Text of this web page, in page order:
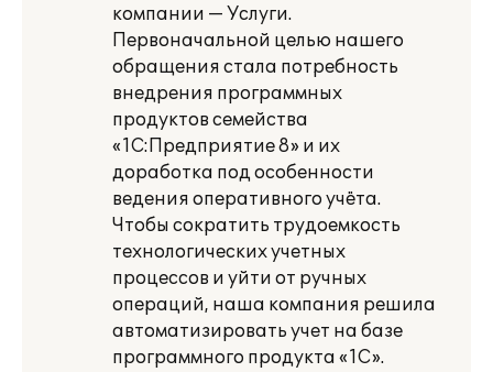
компании — Услуги.
Первоначальной целью нашего
обращения стала потребность
внедрения программных
продуктов семейства
«1С:Предприятие 8» и их
доработка под особенности
ведения оперативного учёта.
Чтобы сократить трудоемкость
технологических учетных
процессов и уйти от ручных
операций, наша компания решила
автоматизировать учет на базе
программного продукта «1С».